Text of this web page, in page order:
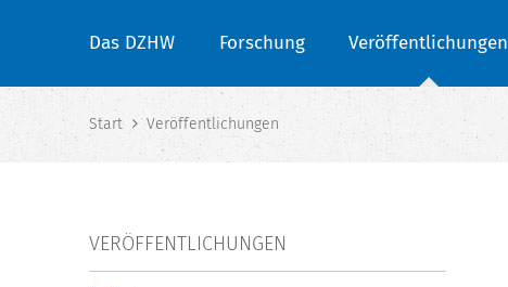
Das DZHW Forschung Veröffentlichungen
Start Veröffentlichungen
VERÖFFENTLICHUNGEN